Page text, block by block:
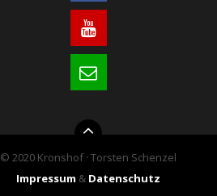
© 2020 Kronshof · Torsten Schenzel
Impressum & Datenschutz